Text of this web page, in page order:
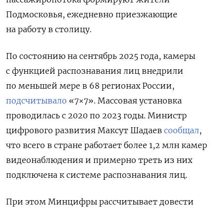
Подмосковья, ежедневно приезжающие
на работу в столицу.
По состоянию на сентябрь 2025 года, камеры
с функцией распознавания лиц внедрили
по меньшей мере в 68 регионах России,
подсчитывало «7×7». Массовая установка
проводилась с 2020 по 2023 годы. Министр
цифрового развития Максут Шадаев сообщал,
что всего в стране работает более 1,2 млн камер
видеонаблюдения и примерно треть из них
подключена к системе распознавания лиц.
При этом Минцифры рассчитывает довести